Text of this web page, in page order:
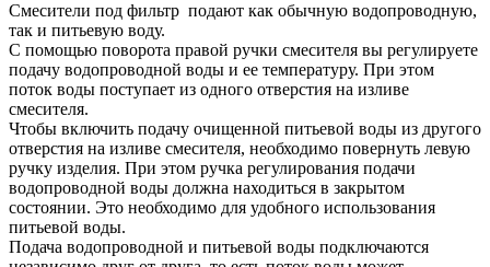
Смесители под фильтр подают как обычную водопроводную,
так и питьевую воду.
С помощью поворота правой ручки смесителя вы регулируете
подачу водопроводной воды и ее температуру. При этом
поток воды поступает из одного отверстия на изливе
смесителя.
Чтобы включить подачу очищенной питьевой воды из другого
отверстия на изливе смесителя, необходимо повернуть левую
ручку изделия. При этом ручка регулирования подачи
водопроводной воды должна находиться в закрытом
состоянии. Это необходимо для удобного использования
питьевой воды.
Подача водопроводной и питьевой воды подключаются